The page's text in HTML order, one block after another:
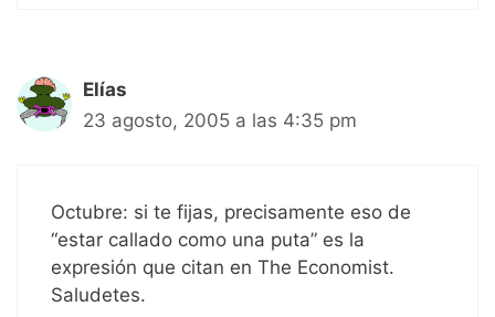
Elías
23 agosto, 2005 a las 4:35 pm
Octubre: si te fijas, precisamente eso de
“estar callado como una puta” es la
expresión que citan en The Economist.
Saludetes.